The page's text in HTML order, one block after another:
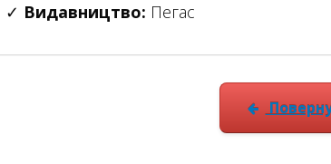
✓ Видавництво: Пегас